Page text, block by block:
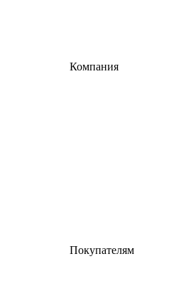
Компания
Покупателям